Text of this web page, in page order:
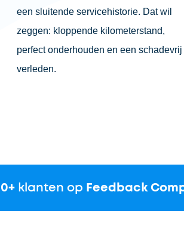
een sluitende servicehistorie. Dat wil
zeggen: kloppende kilometerstand,
perfect onderhouden en een schadevrij
verleden.
klanten op Feedback